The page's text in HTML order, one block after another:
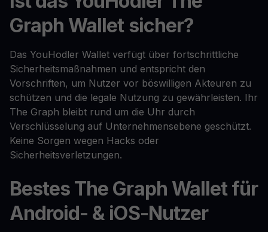
Graph Wallet sicher?
Das YouHodler Wallet verfügt über fortschrittliche
Sicherheitsmaßnahmen und entspricht den
Vorschriften, um Nutzer vor böswilligen Akteuren zu
schützen und die legale Nutzung zu gewährleisten. Ihr
The Graph bleibt rund um die Uhr durch
Verschlüsselung auf Unternehmensebene geschützt.
Keine Sorgen wegen Hacks oder
Sicherheitsverletzungen.
Bestes The Graph Wallet für
Android- & iOS-Nutzer